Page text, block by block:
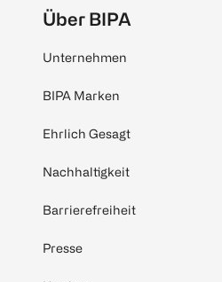
Über BIPA
Unternehmen
BIPA Marken
Ehrlich Gesagt
Nachhaltigkeit
Barrierefreiheit
Presse